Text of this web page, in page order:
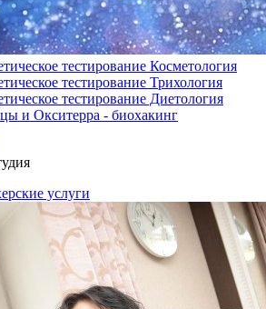
тестирование Косметология
тестирование Трихология
тестирование Диетология
и Окситерра - биохакинг
услуги